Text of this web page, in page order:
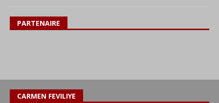
PARTENAIRE
CARMEN FEVILIYE